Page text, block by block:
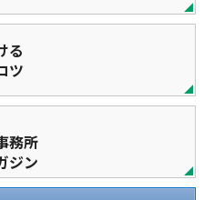
る
ツ
務所
ジン